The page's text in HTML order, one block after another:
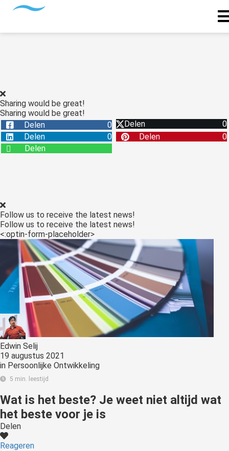
Sharing would be great!
Sharing would be great!
Delen
0 Delen
0
Delen
0 Delen
0
Delen
Follow us to receive the latest news!
Follow us to receive the latest news!
<:optin-form-placeholder>
Edwin Selij
19 augustus 2021
in Persoonlijke Ontwikkeling
5 min. leestijd
Wat is het beste? Je weet niet altijd wat
het beste voor je is
Delen
Reageren